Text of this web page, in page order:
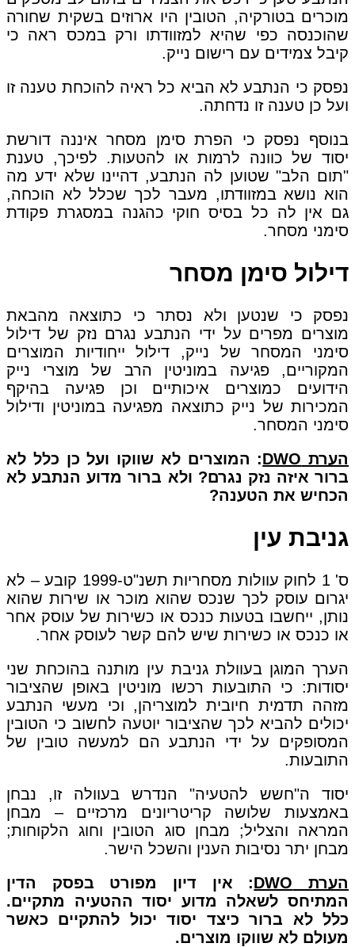
מוכרים בטורקיה, הטובין היו ארוזים בשקית שחורה
שהוכנסה כפי שהיא למזוודתו ורק במכס ראה כי
קיבל צמידים עם רישום נייק.
נפסק כי הנתבע לא הביא כל ראיה להוכחת טענה זו
ועל כן טענה זו נדחתה.
בנוסף נפסק כי הפרת סימן מסחר איננה דורשת
יסוד של כוונה לרמות או להטעות. לפיכך, טענת
"תום הלב" שטוען לה הנתבע, דהיינו שלא ידע מה
הוא נושא במזוודתו, מעבר לכך שכלל לא הוכחה,
גם אין לה כל בסיס חוקי כהגנה במסגרת פקודת
סימני מסחר.
דילול סימן מסחר
נפסק כי שנטען ולא נסתר כי כתוצאה מהבאת
מוצרים מפרים על ידי הנתבע נגרם נזק של דילול
סימני המסחר של נייק, דילול ייחודיות המוצרים
המקוריים, פגיעה במוניטין הרב של מוצרי נייק
הידועים כמוצרים איכותיים וכן פגיעה בהיקף
המכירות של נייק כתוצאה מפגיעה במוניטין ודילול
סימני המסחר.
הערת DWO
: המוצרים לא שווקו ועל כן כלל לא
ברור איזה נזק נגרם? ולא ברור מדוע הנתבע לא
הכחיש את הטענה?
גניבת עין
ס' 1 לחוק עוולות מסחריות תשנ"ט-1999 קובע – לא
יגרום עוסק לכך שנכס שהוא מוכר או שירות שהוא
נותן, ייחשבו בטעות כנכס או כשירות של עוסק אחר
או כנכס או כשירות שיש להם קשר לעוסק אחר.
הערך המוגן בעוולת גניבת עין מותנה בהוכחת שני
יסודות: כי התובעות רכשו מוניטין באופן שהציבור
מזהה תדמית חיובית למוצריהן, וכי מעשי הנתבע
יכולים להביא לכך שהציבור יוטעה לחשוב כי הטובין
המסופקים על ידי הנתבע הם למעשה טובין של
התובעות.
יסוד ה"חשש להטעיה" הנדרש בעוולה זו, נבחן
באמצעות שלושה קריטריונים מרכזיים – מבחן
המראה והצליל; מבחן סוג הטובין וחוג הלקוחות;
מבחן יתר נסיבות הענין והשכל הישר.
הערת DWO
: אין דיון מפורט בפסק הדין
המתיחס לשאלה מדוע יסוד ההטעיה מתקיים.
כלל לא ברור כיצד יסוד יכול להתקיים כאשר
מעולם לא שווקו מוצרים.